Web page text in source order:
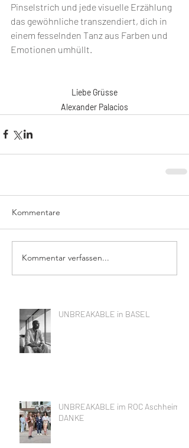
Pinselstrich und jede visuelle Erzählung
das gewöhnliche transzendiert, dich in
einem fesselnden Tanz aus Farben und
Emotionen umhüllt.
Liebe Grüsse
Alexander Palacios
Kommentare
Kommentar verfassen...
UNBREAKABLE in BASEL
UNBREAKABLE im ROC Aschheim,
DANKE